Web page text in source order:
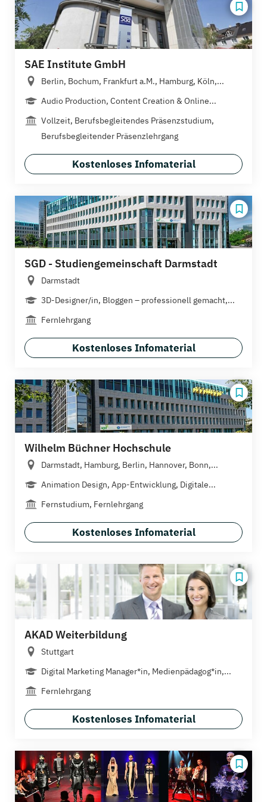
SAE Institute GmbH
Berlin, Bochum, Frankfurt a.M., Hamburg, Köln,...
Audio Production, Content Creation & Online...
Vollzeit, Berufsbegleitendes Präsenzstudium,
Berufsbegleitender Präsenzlehrgang
Kostenloses Infomaterial
SGD - Studiengemeinschaft Darmstadt
Darmstadt
3D-Designer/in, Bloggen – professionell gemacht,...
Fernlehrgang
Kostenloses Infomaterial
Wilhelm Büchner Hochschule
Darmstadt, Hamburg, Berlin, Hannover, Bonn,...
Animation Design, App-Entwicklung, Digitale...
Fernstudium, Fernlehrgang
Kostenloses Infomaterial
AKAD Weiterbildung
Stuttgart
Digital Marketing Manager*in, Medienpädagog*in,...
Fernlehrgang
Kostenloses Infomaterial